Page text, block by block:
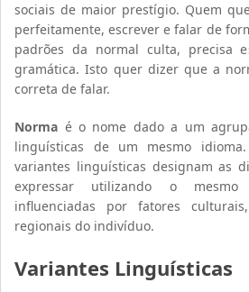
sociais de maior prestígio. Quem
perfeitamente, escrever e falar de
padrões da normal culta, precisa
gramática. Isto quer dizer que a
correta de falar.
Norma é o nome dado a um
linguísticas de um mesmo
variantes linguísticas designam as
expressar utilizando o
influenciadas por fatores
regionais do indivíduo.
Variantes Linguísticas